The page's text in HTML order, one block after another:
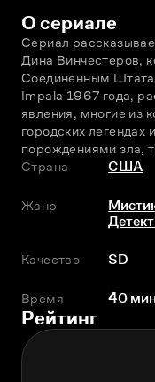
О сериале
Сериал
Дина Винчестеров,
Соединeнным
Impala 1967 года,
явления, многие из
городских
порождениями зла,
Страна
США
Жанр
Качество SD
Время 40
Рейтинг